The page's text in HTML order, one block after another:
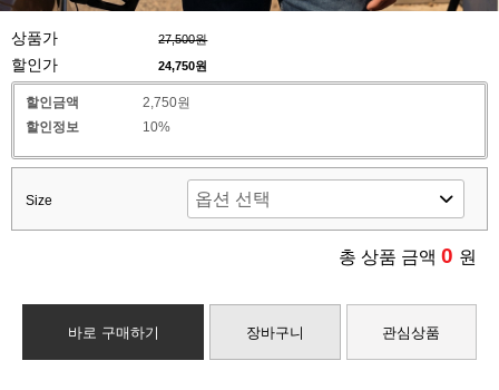
상품가 27,500원
할인가 24,750원
할인금액
2,750원
할인정보
10%
Size
총 상품 금액 0 원
바로 구매하기 장바구니 관심상품